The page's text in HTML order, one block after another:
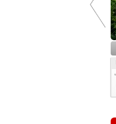
НА ГОРОДСКИХ